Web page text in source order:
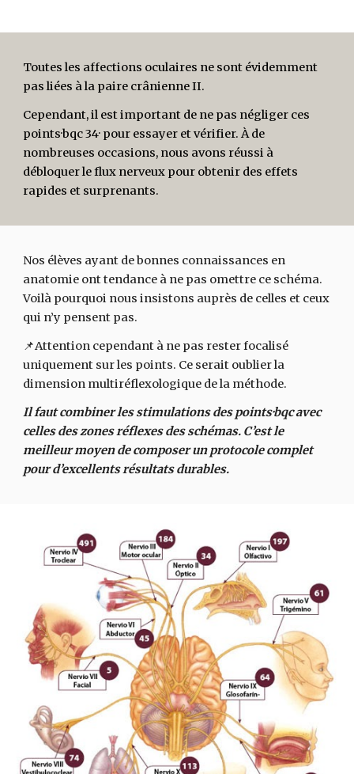
Toutes les affections oculaires ne sont évidemment
pas liées à la paire crânienne II.
Cependant, il est important de ne pas négliger ces
points·bqc 34· pour essayer et vérifier. À de
nombreuses occasions, nous avons réussi à
débloquer le flux nerveux pour obtenir des effets
rapides et surprenants.
Nos élèves ayant de bonnes connaissances en
anatomie ont tendance à ne pas omettre ce schéma.
Voilà pourquoi nous insistons auprès de celles et ceux
qui n’y pensent pas.
📌Attention cependant à ne pas rester focalisé
uniquement sur les points. Ce serait oublier la
dimension multiréflexologique de la méthode.
Il faut combiner les stimulations des points·bqc avec
celles des zones réflexes des schémas. C’est le
meilleur moyen de composer un protocole complet
pour d’excellents résultats durables.